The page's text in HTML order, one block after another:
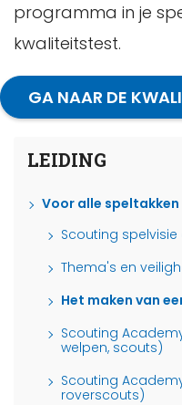
programma in je
kwaliteitstest.
GA NAAR DE
LEIDING
Voor alle speltakken
Scouting
Thema's en
Het maken van
Scouting
welpen, scouts)
Scouting
roverscouts)